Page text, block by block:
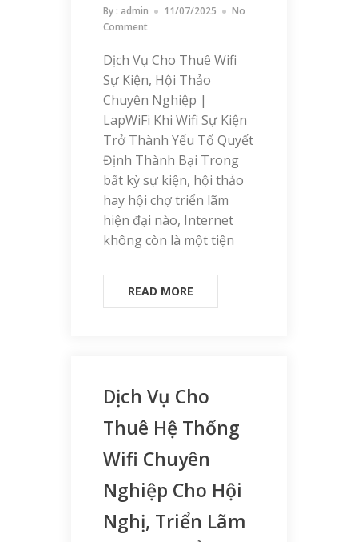
By : admin 11/07/2025
No
Comment
Dịch Vụ Cho Thuê Wifi
Sự Kiện, Hội Thảo
Chuyên Nghiệp |
LapWiFi Khi Wifi Sự Kiện
Trở Thành Yếu Tố Quyết
Định Thành Bại Trong
bất kỳ sự kiện, hội thảo
hay hội chợ triển lãm
hiện đại nào, Internet
không còn là một tiện
READ MORE
Dịch Vụ Cho
Thuê Hệ Thống
Wifi Chuyên
Nghiệp Cho Hội
Nghị, Triển Lãm